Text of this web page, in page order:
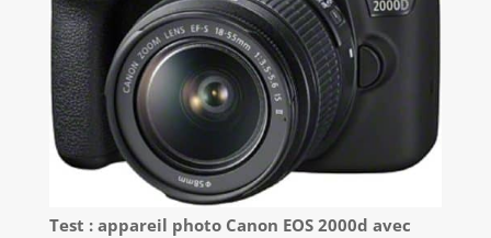
Test : appareil photo Canon EOS 2000d avec